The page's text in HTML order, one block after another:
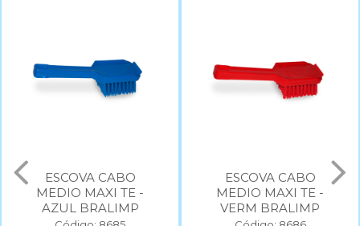
ESCOVA CABO
MEDIO MAXI TE -
AZUL BRALIMP
ESCOVA CABO
MEDIO MAXI TE -
VERM BRALIMP